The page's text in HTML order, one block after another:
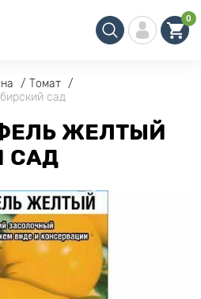
0
Томат
сад
ЖЕЛТЫЙ
САД